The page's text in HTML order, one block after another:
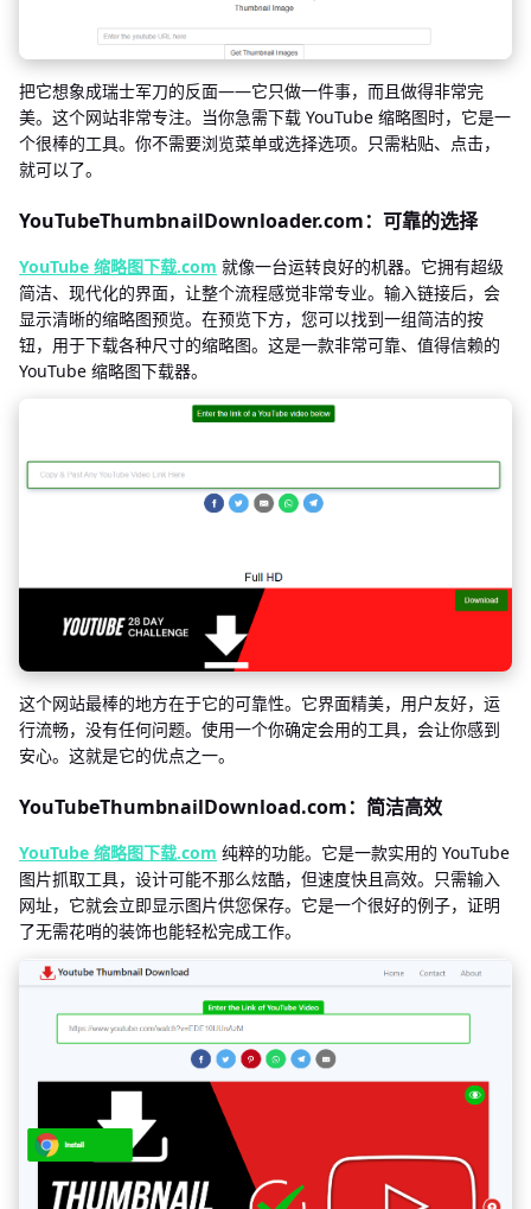
把它想象成瑞士军刀的反面——它只做一件事，而且做得非常完
美。这个网站非常专注。当你急需下载 YouTube 缩略图时，它是一
个很棒的工具。你不需要浏览菜单或选择选项。只需粘贴、点击，
就可以了。
YouTubeThumbnailDownloader.com：可靠的选择
YouTube 缩略图下载.com 就像一台运转良好的机器。它拥有超级
简洁、现代化的界面，让整个流程感觉非常专业。输入链接后，会
显示清晰的缩略图预览。在预览下方，您可以找到一组简洁的按
钮，用于下载各种尺寸的缩略图。这是一款非常可靠、值得信赖的
YouTube 缩略图下载器。
这个网站最棒的地方在于它的可靠性。它界面精美，用户友好，运
行流畅，没有任何问题。使用一个你确定会用的工具，会让你感到
安心。这就是它的优点之一。
YouTubeThumbnailDownload.com：简洁高效
YouTube 缩略图下载.com 纯粹的功能。它是一款实用的 YouTube
图片抓取工具，设计可能不那么炫酷，但速度快且高效。只需输入
网址，它就会立即显示图片供您保存。它是一个很好的例子，证明
了无需花哨的装饰也能轻松完成工作。